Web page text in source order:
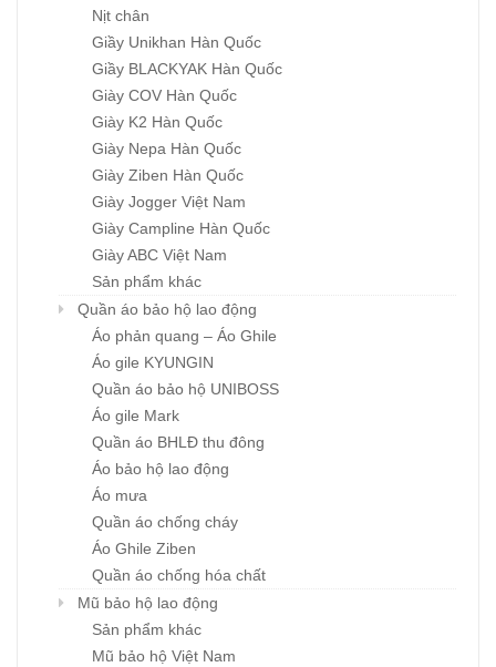
Nịt chân
Giầy Unikhan Hàn Quốc
Giầy BLACKYAK Hàn Quốc
Giày COV Hàn Quốc
Giày K2 Hàn Quốc
Giày Nepa Hàn Quốc
Giày Ziben Hàn Quốc
Giày Jogger Việt Nam
Giày Campline Hàn Quốc
Giày ABC Việt Nam
Sản phẩm khác
Quần áo bảo hộ lao động
Áo phản quang – Áo Ghile
Áo gile KYUNGIN
Quần áo bảo hộ UNIBOSS
Áo gile Mark
Quần áo BHLĐ thu đông
Áo bảo hộ lao động
Áo mưa
Quần áo chống cháy
Áo Ghile Ziben
Quần áo chống hóa chất
Mũ bảo hộ lao động
Sản phẩm khác
Mũ bảo hộ Việt Nam